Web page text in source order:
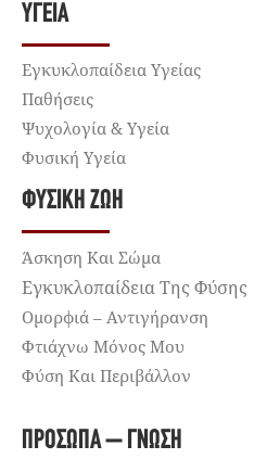
ΥΓΕΊΑ
Εγκυκλοπαίδεια Υγείας
Παθήσεις
Ψυχολογία & Υγεία
Φυσική Υγεία
ΦΥΣΙΚΉ ΖΩΉ
Άσκηση Και Σώμα
Εγκυκλοπαίδεια Της Φύσης
Ομορφιά – Αντιγήρανση
Φτιάχνω Μόνος Μου
Φύση Και Περιβάλλον
ΠΡΌΣΩΠΑ – ΓΝΏΣΗ